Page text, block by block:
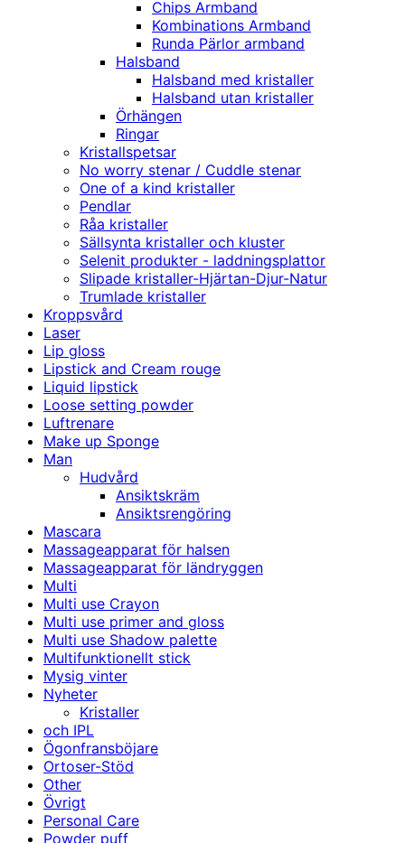
Chips Armband
Kombinations Armband
Runda Pärlor armband
Halsband
Halsband med kristaller
Halsband utan kristaller
Örhängen
Ringar
Kristallspetsar
No worry stenar / Cuddle stenar
One of a kind kristaller
Pendlar
Råa kristaller
Sällsynta kristaller och kluster
Selenit produkter - laddningsplattor
Slipade kristaller-Hjärtan-Djur-Natur
Trumlade kristaller
Kroppsvård
Laser
Lip gloss
Lipstick and Cream rouge
Liquid lipstick
Loose setting powder
Luftrenare
Make up Sponge
Man
Hudvård
Ansiktskräm
Ansiktsrengöring
Mascara
Massageapparat för halsen
Massageapparat för ländryggen
Multi
Multi use Crayon
Multi use primer and gloss
Multi use Shadow palette
Multifunktionellt stick
Mysig vinter
Nyheter
Kristaller
och IPL
Ögonfransböjare
Ortoser-Stöd
Other
Övrigt
Personal Care
Powder puff